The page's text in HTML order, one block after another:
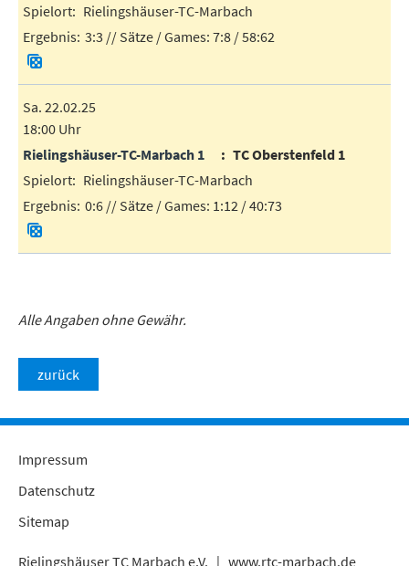
Rielingshäuser-TC-Marbach
3:3 // Sätze / Games: 7:8 / 58:62
Sa. 22.02.25
18:00 Uhr
Rielingshäuser-TC-Marbach 1
TC Oberstenfeld 1
Rielingshäuser-TC-Marbach
0:6 // Sätze / Games: 1:12 / 40:73
Alle Angaben ohne Gewähr.
zurück
Impressum
Datenschutz
Sitemap
Rielingshäuser TC Marbach e.V. | www.rtc-marbach.de